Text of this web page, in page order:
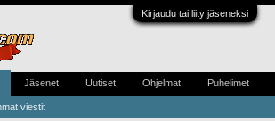
Kirjaudu tai liity jäseneksi
viestit
Jäsenet Uutiset Ohjelmat Puhelimet